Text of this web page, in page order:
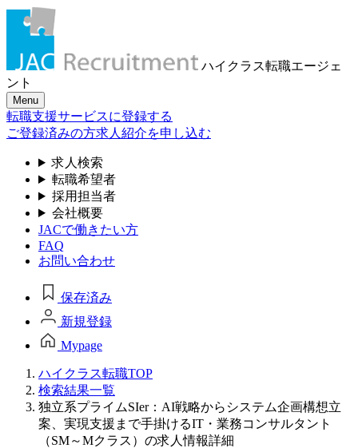
ハイクラス転職エージェ
ント
Menu
転職支援サービスに登録する
ご登録済みの方求人紹介を申し込む
求人検索
転職希望者
採用担当者
会社概要
JACで働きたい方
FAQ
お問い合わせ
保存済み
新規登録
Mypage
ハイクラス転職TOP
検索結果一覧
独立系プライムSIer：AI戦略からシステム企画構想立
案、実現支援まで手掛けるIT・業務コンサルタント
（SM～Mクラス）の求人情報詳細